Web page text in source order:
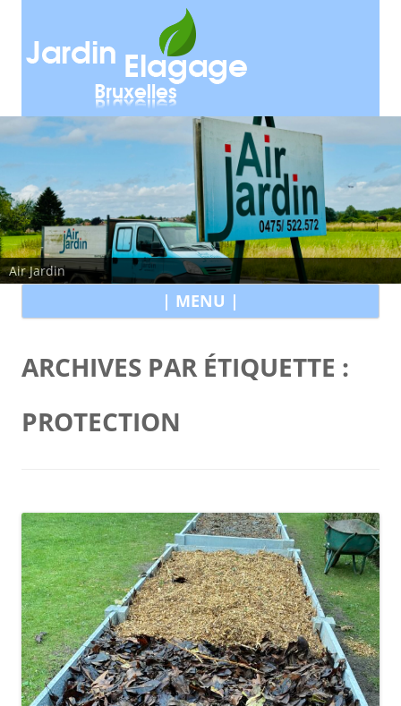
Air Jardin
| MENU |
ARCHIVES PAR ÉTIQUETTE :
PROTECTION